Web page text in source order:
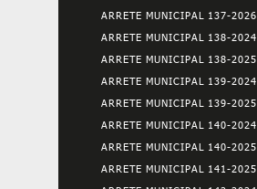
ARRETE MUNICIPAL 137-2026
ARRETE MUNICIPAL 138-2024
ARRETE MUNICIPAL 138-2025
ARRETE MUNICIPAL 139-2024
ARRETE MUNICIPAL 139-2025
ARRETE MUNICIPAL 140-2024
ARRETE MUNICIPAL 140-2025
ARRETE MUNICIPAL 141-2025